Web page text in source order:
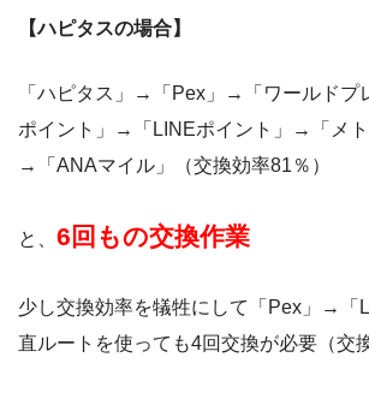
【ハピタスの場合】
「ハピタス」→「Pex」→「ワールド
ポイント」→「LINEポイント」→「メト
→「ANAマイル」（交換効率81％）
と、 6回もの交換作業
少し交換効率を犠牲にして「Pex」→「
直ルートを使っても4回交換が必要（交